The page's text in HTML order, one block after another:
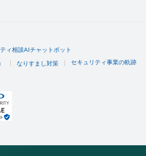
ィ相談AIチャットボット
なりすまし対策 セキュリティ事業の軌跡